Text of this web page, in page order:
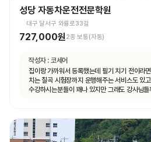
성당 자동차운전전문학원
대구 달서구 와룡로33길
727,000원 2종 보통(자동)
작성자 : 코세어
집이랑 가까워서 등록했는데 필기 치기 전이라
치는 칠곡 시험장까지 운행해주는 서비스도 있
수강하시는분들이 꽤나 있지만 그래도 강사님